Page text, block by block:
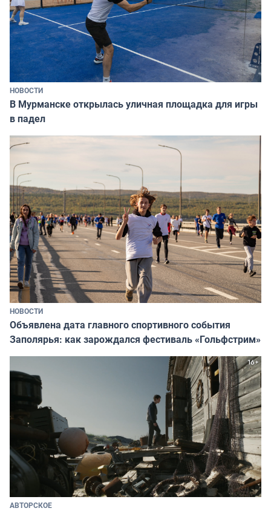
НОВОСТИ
В Мурманске открылась уличная площадка для игры
в падел
НОВОСТИ
Объявлена дата главного спортивного события
Заполярья: как зарождался фестиваль «Гольфстрим»
АВТОРСКОЕ